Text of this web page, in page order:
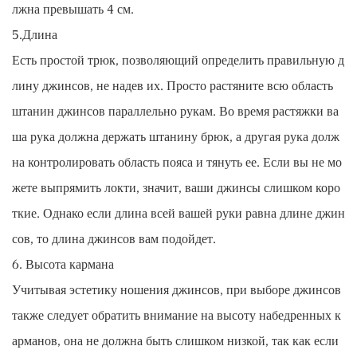
лжна превышать 4 см.
5.Длина
Есть простой трюк, позволяющий определить правильную д
лину джинсов, не надев их. Просто растяните всю область
штанин джинсов параллельно рукам. Во время растяжки ва
ша рука должна держать штанину брюк, а другая рука долж
на контролировать область пояса и тянуть ее. Если вы не мо
жете выпрямить локти, значит, ваши джинсы слишком коро
ткие. Однако если длина всей вашей руки равна длине джин
сов, то длина джинсов вам подойдет.
6. Высота кармана
Учитывая эстетику ношения джинсов, при выборе джинсов
также следует обратить внимание на высоту набедренных к
арманов, она не должна быть слишком низкой, так как если